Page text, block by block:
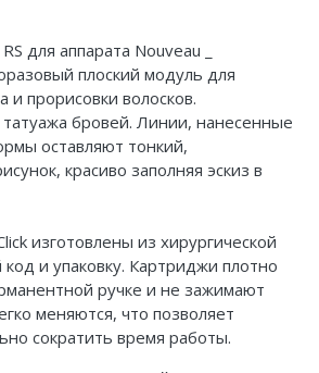
для аппарата Nouveau _
плоский модуль для
и прорисовки волосков.
татуажа бровей. Линии, нанесенные
оставляют тонкий,
красиво заполняя эскиз в
изготовлены из хирургической
и упаковку. Картриджи плотно
ручке и не зажимают
меняются, что позволяет
сократить время работы.